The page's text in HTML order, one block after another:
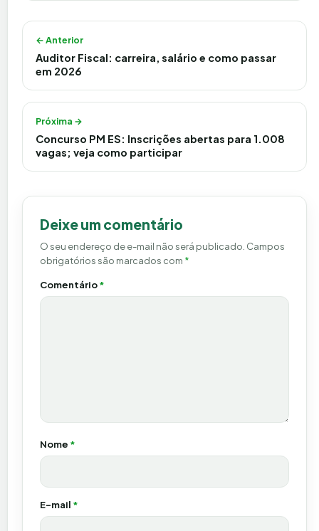
Navegação de Post
← Anterior
Auditor Fiscal: carreira, salário e como passar
em 2026
Próxima →
Concurso PM ES: Inscrições abertas para 1.008
vagas; veja como participar
Deixe um comentário
O seu endereço de e-mail não será publicado. Campos
obrigatórios são marcados com *
Comentário*
Nome *
E-mail *